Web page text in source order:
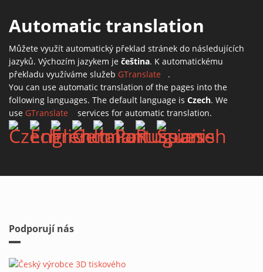
Automatic translation
Můžete využít automatický překlad stránek do následujících
jazyků. Výchozím jazykem je čeština. K automatickému
překladu využíváme služeb GTranslate (link is external)
.
You can use automatic translation of the pages into the
following languages. The default language is Czech. We
use GTranslate (link is external)
services for automatic translation.
Podporují nás